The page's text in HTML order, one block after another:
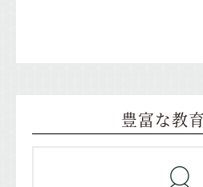
豊富な教